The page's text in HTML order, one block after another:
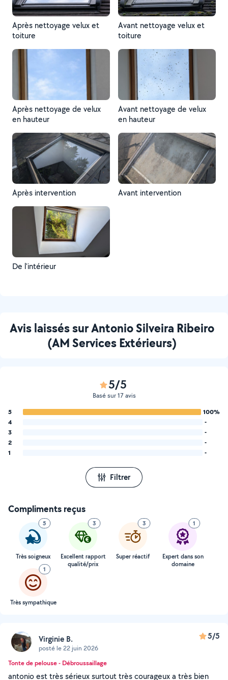
Après nettoyage velux et
toiture
Avant nettoyage velux et
toiture
Après nettoyage de velux
en hauteur
Avant nettoyage de velux
en hauteur
Après intervention Avant intervention
De l'intérieur
Avis laissés sur Antonio Silveira Ribeiro
(AM Services Extérieurs)
5/5
Basé sur 17 avis
5
100%
4
-
3
-
2
-
1
-
Filtrer
Compliments reçus
5
Très soigneux
3
Excellent rapport
qualité/prix
3
Super réactif
1
Expert dans son
domaine
1
Très sympathique
Virginie B.
posté le 22 juin 2026
5/5
Tonte de pelouse - Débroussaillage
antonio est très sérieux surtout très courageux a très bien